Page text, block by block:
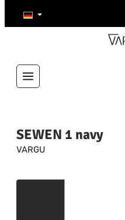
Zum Hauptinhalt springen
SEWEN 1 navy
VARGU
Bildergalerie überspringen